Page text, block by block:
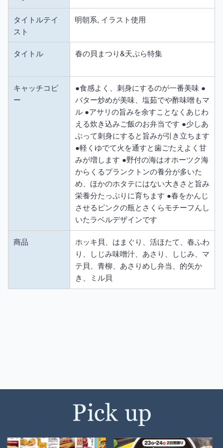
タイトルテイ
スト
明朝系, イラスト使用
タイトル 春の貝まつり&天ぷら特集
キャッチコピ
ー
●食感よく、刺身にするのが一番美味 ●
バター炒めが美味、塩茹でや酢味噌もマ
ル ●アサリの旨みを余すことなくあじわ
える炊き込みご飯のお弁当です ●少しあ
ぶって刺身にすると旨みが引き立ちます
●軽くゆでて火を通すと歯ごたえよく甘
みが増します ●野付の海はオホーツク海
からくるプランクトンの養分が多いた
め、ほかのホタテにはない大きさと旨み
栄養分たっぷりに育ちます ●春をかんじ
させるピンクの瓶とさくらモチーフんし
いたラベルデザインです
商品
ホッキ貝、はまぐり、活ほたて、春ふわ
り、しじみ味噌汁、あさり、しじみ、マ
テ貝、青柳、あさりめし弁当、的矢か
き、ミル貝